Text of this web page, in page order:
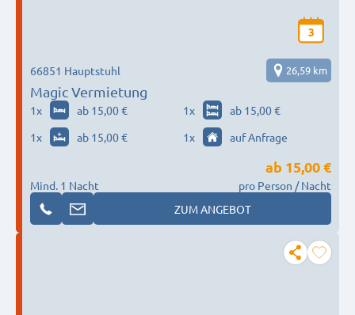
3
Magic Vermietung
66851 Hauptstuhl 26,59 km
1x ab 15,00 € 1x
ab 15,00 €
1x ab 15,00 € 1x auf Anfrage
Mind. 1 Nacht
ab 15,00 €
pro Person / Nacht
ZUM ANGEBOT